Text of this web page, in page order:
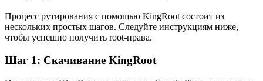
Процесс рутирования с помощью KingRoot состоит из
нескольких простых шагов. Следуйте инструкциям ниже,
чтобы успешно получить root-права.
Шаг 1: Скачивание KingRoot